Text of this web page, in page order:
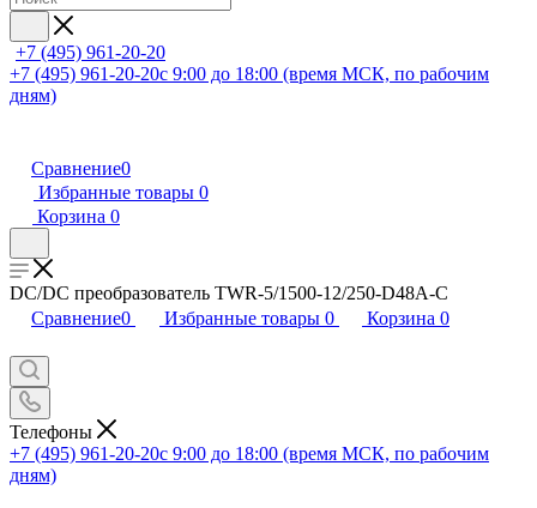
+7 (495) 961-20-20
+7 (495) 961-20-20с 9:00 до 18:00 (время МСК, по рабочим
дням)
Сравнение0
Избранные товары 0
Корзина 0
DC/DC преобразователь TWR-5/1500-12/250-D48A-C
Сравнение0 Избранные товары 0 Корзина 0
Телефоны
+7 (495) 961-20-20с 9:00 до 18:00 (время МСК, по рабочим
дням)